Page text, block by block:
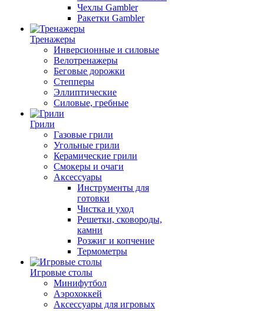
Чехлы Gambler
Ракетки Gambler
Тренажеры
Инверсионные и силовые
Велотренажеры
Беговые дорожки
Степперы
Эллиптические
Силовые, гребные
Грили
Газовые грили
Угольные грили
Керамические грили
Смокеры и очаги
Аксессуары
Инструменты для
готовки
Чистка и уход
Решетки, сковороды,
камни
Розжиг и копчение
Термометры
Игровые столы
Минифутбол
Аэрохоккей
Аксессуары для игровых